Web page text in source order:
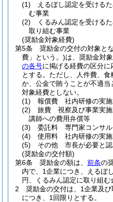
(1)
えるぼし認定を受ける
む事業
(2)
くるみん認定を受ける
取り組む事業
(奨励金対象経費)
第5条
奨励金の交付の対象と
費」という。)は、奨励金対
の各号に掲げる経費の区分に
とする。 ただし、人件費、
か、公金で賄うことが不適
対象経費としない。
(1)
報償費 社内研修の実施
(2)
旅費 視察及び事業実施
講師への費用弁償等
(3)
委託料 専門家コンサル
(4)
使用料 社内研修の実施
(5)
その他 市長が必要と
(奨励金の交付額)
第6条
奨励金の額は、 前条の
内で、1企業につき、えるぼ
円、くるみん認定に取り組む
2
奨励金の交付は、1企業及
につき、1回限りとする。